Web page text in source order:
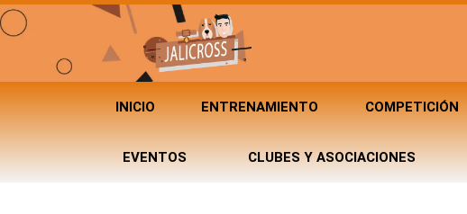
INICIO ENTRENAMIENTO COMPETICIÓN
EVENTOS CLUBES Y ASOCIACIONES